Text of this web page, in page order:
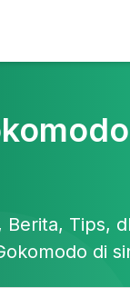
Berita, Tips,
di